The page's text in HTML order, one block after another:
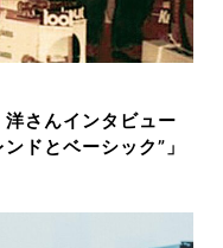
さんインタビュー
ドとベーシック”」